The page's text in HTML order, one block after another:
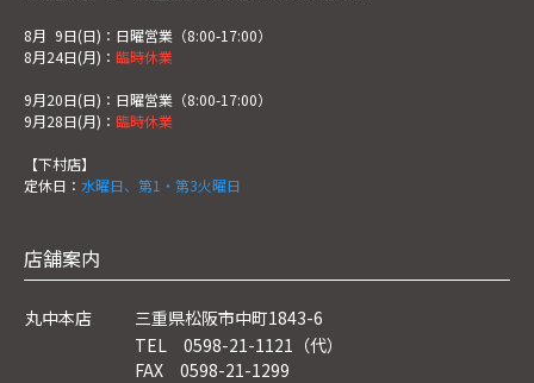
8月 9日(日)：日曜営業（8:00-17:00）
8月24日(月)： 臨時休業
9月20日(日)：日曜営業（8:00-17:00）
9月28日(月)： 臨時休業
【下村店】
定休日： 水曜日、第1・第3火曜日
店舗案内
丸中本店
三重県松阪市中町1843-6
TEL 0598-21-1121（代）
FAX 0598-21-1299